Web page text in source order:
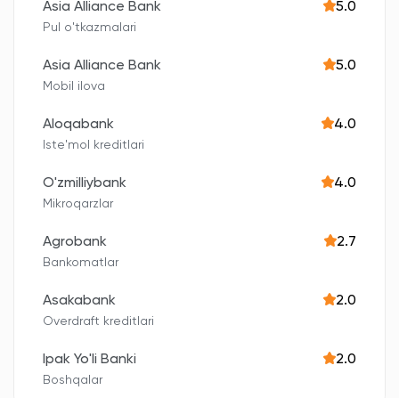
Asia Alliance Bank 5.0
Pul o'tkazmalari
Asia Alliance Bank 5.0
Mobil ilova
Aloqabank 4.0
Iste'mol kreditlari
O'zmilliybank 4.0
Mikroqarzlar
Agrobank 2.7
Bankomatlar
Asakabank 2.0
Overdraft kreditlari
Ipak Yo'li Banki 2.0
Boshqalar